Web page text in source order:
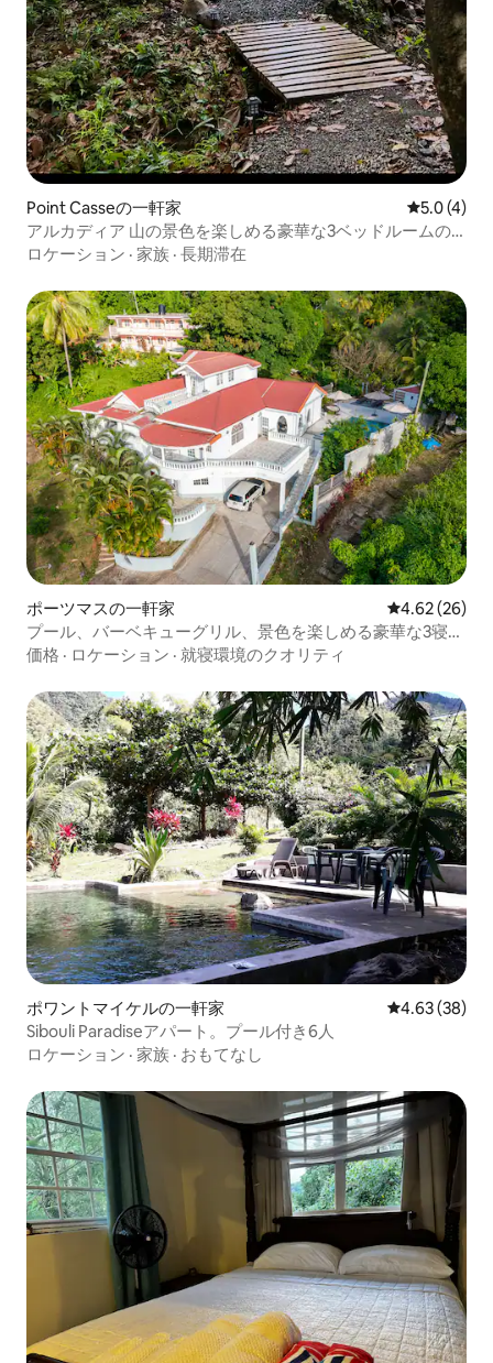
Point Casseの一軒家 レビュー4
5.0 (4)
アルカディア 山の景色を楽しめる豪華な3ベッドルームの
エコヴィラ。
ロケーション · 家族 · 長期滞在
ポーツマスの一軒家 レビュー26
4.62 (26)
プール、バーベキューグリル、景色を楽しめる豪華な3寝室
アパート
価格 · ロケーション · 就寝環境のクオリティ
ポワントマイケルの一軒家 レビュー38
4.63 (38)
Sibouli Paradiseアパート。プール付き6人
ロケーション · 家族 · おもてなし